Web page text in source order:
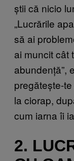
știi că nicio
„Lucrările
să ai
ai muncit cât
abundență”,
pregătește-
la ciorap,
cum iarna îi
2.